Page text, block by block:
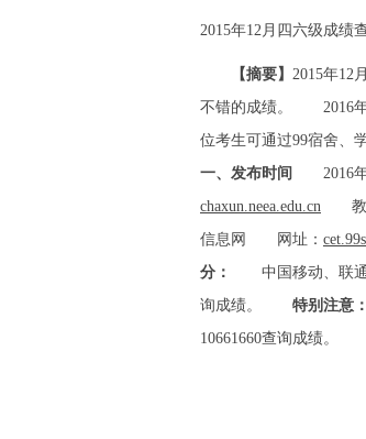
2015年12月四六级成绩
【摘要】 2015年12
不错的成绩。 2016年2
位考生可通过99宿舍
一、发布时间
2016年
chaxun.neea.edu.cn 教
信息网 网址：
分：
中国移动、联通
询成绩。
特别注意：
10661660查询成绩。